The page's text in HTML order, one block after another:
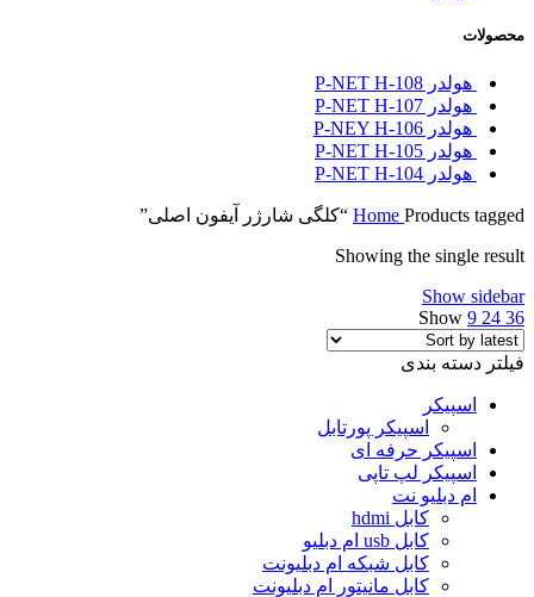
محصولات
هولدر P-NET H-108
هولدر P-NET H-107
هولدر P-NEY H-106
هولدر P-NET H-105
هولدر P-NET H-104
Home Products tagged “کلگی شارژر آیفون اصلی”
Showing the single result
Show sidebar
Show 9 24 36
فیلتر دسته بندی
اسپیکر
اسپیکر پورتابل
اسپیکر حرفه ای
اسپیکر لپ تاپی
ام دبلیو نت
کابل hdmi
کابل usb ام دبلیو
کابل شبکه ام دبلیونت
کابل مانیتور ام دبلیونت